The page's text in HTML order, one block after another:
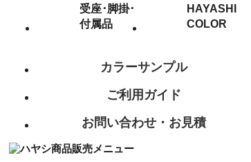
受座･脚掛･
付属品
HAYASHI
COLOR
カラーサンプル
ご利用ガイド
お問い合わせ・お見積